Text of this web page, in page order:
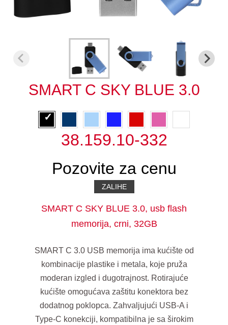
SMART C SKY BLUE 3.0
38.159.10-332
Pozovite za cenu
ZALIHE
SMART C SKY BLUE 3.0, usb flash
memorija, crni, 32GB
SMART C 3.0 USB memorija ima kućište od
kombinacije plastike i metala, koje pruža
moderan izgled i dugotrajnost. Rotirajuće
kućište omogućava zaštitu konektora bez
dodatnog poklopca. Zahvaljujući USB-A i
Type-C konekciji, kompatibilna je sa širokim